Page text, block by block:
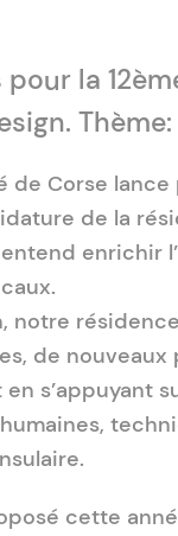
la
Corse lance
de la
enrichir
notre
de
s’appuyant
cette